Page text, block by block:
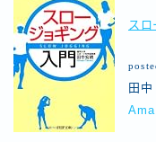
ス
田